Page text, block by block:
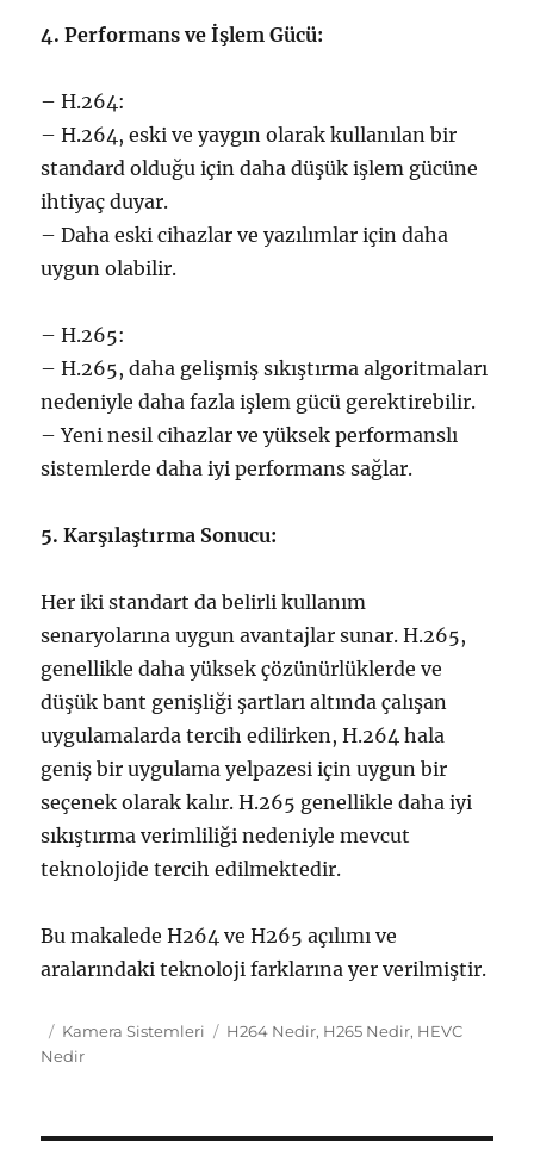
4. Performans ve İşlem Gücü:
– H.264:
– H.264, eski ve yaygın olarak kullanılan bir
standard olduğu için daha düşük işlem gücüne
ihtiyaç duyar.
– Daha eski cihazlar ve yazılımlar için daha
uygun olabilir.
– H.265:
– H.265, daha gelişmiş sıkıştırma algoritmaları
nedeniyle daha fazla işlem gücü gerektirebilir.
– Yeni nesil cihazlar ve yüksek performanslı
sistemlerde daha iyi performans sağlar.
5. Karşılaştırma Sonucu:
Her iki standart da belirli kullanım
senaryolarına uygun avantajlar sunar. H.265,
genellikle daha yüksek çözünürlüklerde ve
düşük bant genişliği şartları altında çalışan
uygulamalarda tercih edilirken, H.264 hala
geniş bir uygulama yelpazesi için uygun bir
seçenek olarak kalır. H.265 genellikle daha iyi
sıkıştırma verimliliği nedeniyle mevcut
teknolojide tercih edilmektedir.
Bu makalede H264 ve H265 açılımı ve
aralarındaki teknoloji farklarına yer verilmiştir.
Yayın
tarihi
Kategoriler
Kamera Sistemleri Etiketler
H264 Nedir, H265 Nedir, HEVC
Nedir